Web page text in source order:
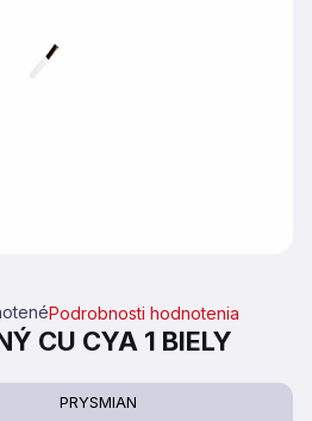
je 0,0 z 5 hviezdičiek.
Podrobnosti hodnotenia
CU CYA 1 BIELY
PRYSMIAN